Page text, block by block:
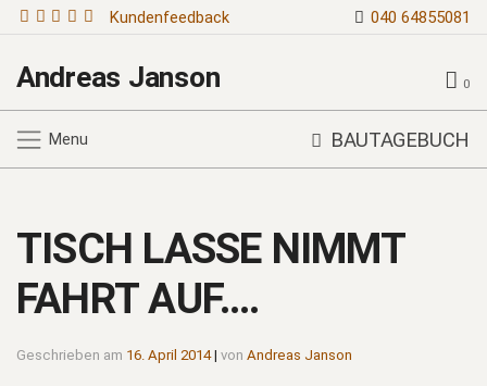
Kundenfeedback 040 64855081
Andreas Janson 0
Menu BAUTAGEBUCH
TISCH LASSE NIMMT
FAHRT AUF….
Geschrieben am 16. April 2014| von Andreas Janson